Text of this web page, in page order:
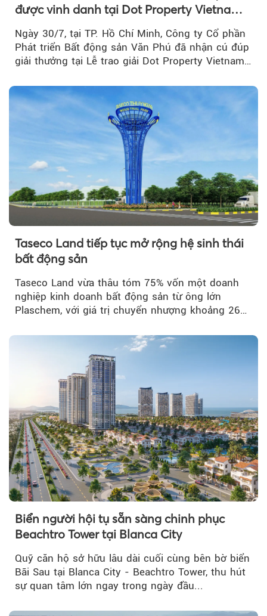
được vinh danh tại Dot Property Vietnam
Ngày 30/7, tại TP. Hồ Chí Minh, Công ty Cổ phần
Phát triển Bất động sản Văn Phú đã nhận cú đúp
giải thưởng tại Lễ trao giải Dot Property Vietnam
Taseco Land tiếp tục mở rộng hệ sinh thái
bất động sản
Taseco Land vừa thâu tóm 75% vốn một doanh
nghiệp kinh doanh bất động sản từ ông lớn
Plaschem, với giá trị chuyển nhượng khoảng 262
Biển người hội tụ sẵn sàng chinh phục
Beachtro Tower tại Blanca City
Quỹ căn hộ sở hữu lâu dài cuối cùng bên bờ biển
Bãi Sau tại Blanca City - Beachtro Tower, thu hút
sự quan tâm lớn ngay trong ngày đầu...